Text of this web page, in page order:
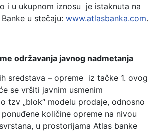
i u ukupnom iznosu je istaknuta na
u stečaju: www.atlasbanka.com.
održavanja javnog nadmetanja
sredstava – opreme iz tačke 1. ovog
se vršiti javnim usmenim
tzv „blok“ modelu prodaje, odnosno
količine opreme na nivou
u prostorijama Atlas banke